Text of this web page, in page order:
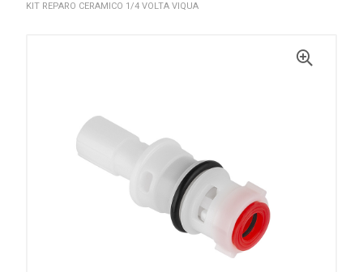
KIT REPARO CERAMICO 1/4 VOLTA VIQUA